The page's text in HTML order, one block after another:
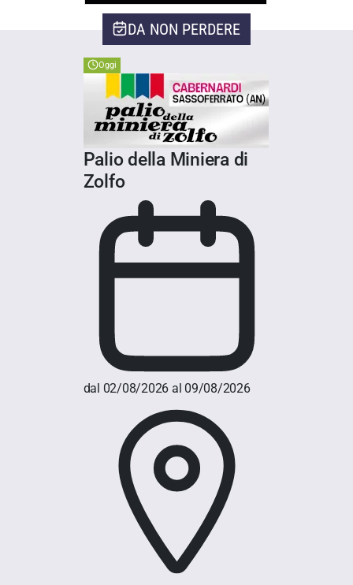
DA NON PERDERE
Oggi
Palio della Miniera di
Zolfo
dal 02/08/2026 al 09/08/2026